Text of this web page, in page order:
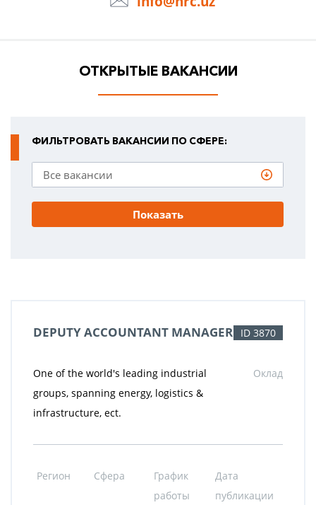
ОТКРЫТЫЕ ВАКАНСИИ
ФИЛЬТРОВАТЬ ВАКАНСИИ ПО СФЕРЕ:
Показать
DEPUTY ACCOUNTANT MANAGER ID 3870
One of the world's leading industrial
groups, spanning energy, logistics &
infrastructure, ect.
Оклад
Регион Сфера
График
работы
Дата
публикации